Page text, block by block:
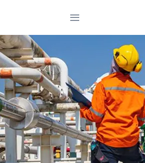
Giới thiệu
Sản phẩm
Dự án
Tin tức
Tài liệu
Liên hệ